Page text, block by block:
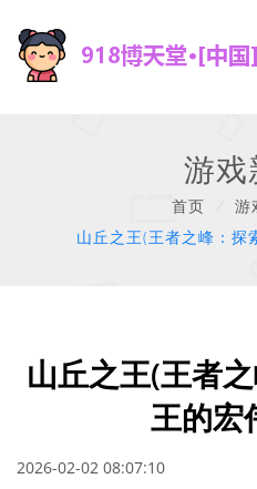
游戏
首页 游
山丘之王(王者之峰：探
山丘之王(王者
王的宏
2026-02-02 08:07:10